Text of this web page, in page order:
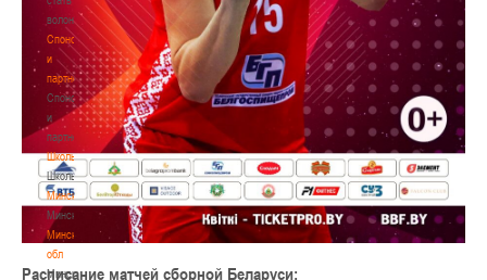
волонтером
Спонсоры
и
партнеры
Спонсоры
и
партнеры
Школы
Школы
Минск
Минск
Минская
обл
Минская
Расписание матчей сборной Беларуси: